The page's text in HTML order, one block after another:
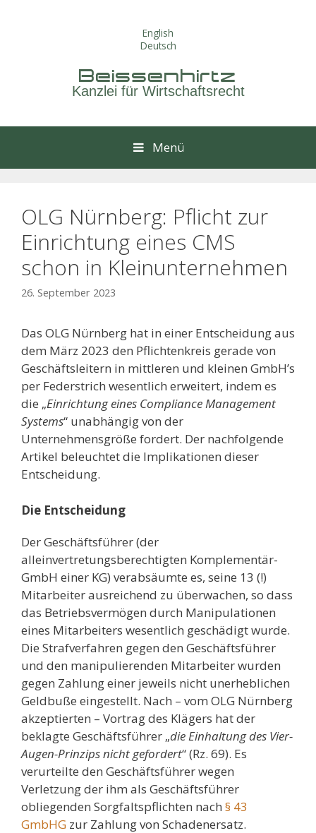
English
Deutsch
Beissenhirtz
Kanzlei für Wirtschaftsrecht
Menü
OLG Nürnberg: Pflicht zur
Einrichtung eines CMS
schon in Kleinunternehmen
26. September 2023
Das OLG Nürnberg hat in einer Entscheidung aus
dem März 2023 den Pflichtenkreis gerade von
Geschäftsleitern in mittleren und kleinen GmbH’s
per Federstrich wesentlich erweitert, indem es
die „Einrichtung eines Compliance Management
Systems“ unabhängig von der
Unternehmensgröße fordert. Der nachfolgende
Artikel beleuchtet die Implikationen dieser
Entscheidung.
Die Entscheidung
Der Geschäftsführer (der
alleinvertretungsberechtigten Komplementär-
GmbH einer KG) verabsäumte es, seine 13 (!)
Mitarbeiter ausreichend zu überwachen, so dass
das Betriebsvermögen durch Manipulationen
eines Mitarbeiters wesentlich geschädigt wurde.
Die Strafverfahren gegen den Geschäftsführer
und den manipulierenden Mitarbeiter wurden
gegen Zahlung einer jeweils nicht unerheblichen
Geldbuße eingestellt. Nach – vom OLG Nürnberg
akzeptierten – Vortrag des Klägers hat der
beklagte Geschäftsführer „die Einhaltung des Vier-
Augen-Prinzips nicht gefordert“ (Rz. 69). Es
verurteilte den Geschäftsführer wegen
Verletzung der ihm als Geschäftsführer
obliegenden Sorgfaltspflichten nach § 43
GmbHG zur Zahlung von Schadenersatz.